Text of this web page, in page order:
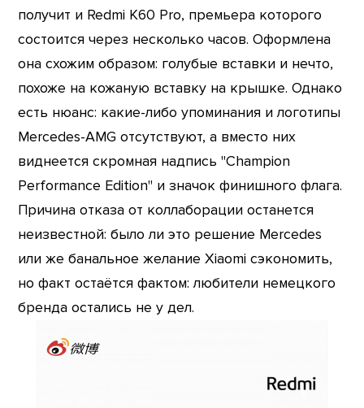
получит и Redmi K60 Pro, премьера которого
состоится через несколько часов. Оформлена
она схожим образом: голубые вставки и нечто,
похоже на кожаную вставку на крышке. Однако
есть нюанс: какие-либо упоминания и логотипы
Mercedes-AMG отсутствуют, а вместо них
виднеется скромная надпись "Champion
Performance Edition" и значок финишного флага.
Причина отказа от коллаборации останется
неизвестной: было ли это решение Mercedes
или же банальное желание Xiaomi сэкономить,
но факт остаётся фактом: любители немецкого
бренда остались не у дел.